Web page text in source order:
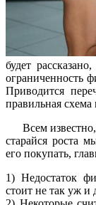
будет
ограниченность
Приводится
правильная
Всем известно,
старайся роста
его покупать,
1) Недостаток
стоит не так уж и